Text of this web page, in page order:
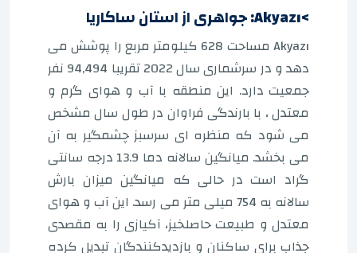
>Akyazı: جواهری از استان ساکاریا
Akyazı مساحت 628 کیلومتر مربع را پوشش می
دهد و در سرشماری سال 2022 تقریبا 94,494 نفر
جمعیت دارد. این منطقه با آب و هوای گرم و
معتدل ، با بارندگی فراوان در طول سال مشخص
می شود که منظره ای سرسبز چشمگیر به آن
می بخشد. میانگین سالانه دما 13.9 درجه سانتی
گراد است در حالی که میانگین میزان بارش
سالانه به 754 میلی متر می رسد. این آب و هوای
معتدل و طبیعت حاصلخیز، آکیازی را به مقصدی
جذاب برای ساکنان و بازدیدکنندگان تبدیل کرده